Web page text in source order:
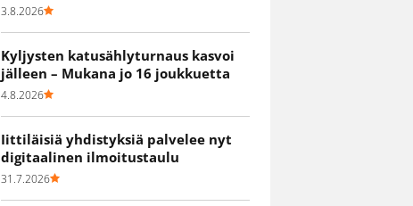
3.8.2026
Kyljysten katusählyturnaus kasvoi
jälleen – Mukana jo 16 joukkuetta
4.8.2026
Iittiläisiä yhdistyksiä palvelee nyt
digitaalinen ilmoitustaulu
31.7.2026